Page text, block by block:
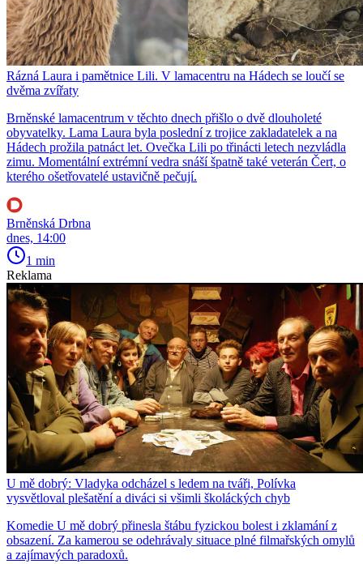
Rázná Laura i pamětnice Lili. V lamacentru na Hádech se loučí se
dvěma zvířaty
Brněnské lamacentrum v těchto dnech přišlo o dvě dlouholeté
obyvatelky. Lama Laura byla poslední z trojice zakladatelek a na
Hádech prožila patnáct let. Ovečka Lili po třinácti letech nezvládla
zimu. Momentální extrémní vedra snáší špatně také veterán Čert, o
kterého ošetřovatelé ustavičně pečují.
Brněnská Drbna
dnes, 14:00
1 min
Reklama
U mě dobrý: Vladyka odcházel s ledem na tváři, Polívka
vysvětloval plešatění a diváci si všimli školáckých chyb
Komedie U mě dobrý přinesla štábu fyzickou bolest i zklamání z
obsazení. Za kamerou se odehrávaly situace plné filmařských omylů
a zajímavých paradoxů.